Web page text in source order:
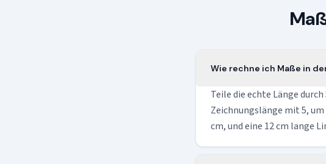
Wie rechne ich Maße in
Teile die echte Länge
Zeichnungslänge mit 5,
cm, und eine 12 cm lange